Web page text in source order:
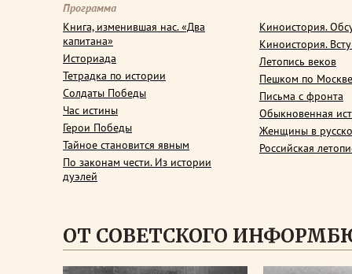
Программа
Книга, изменившая нас. «Два
капитана»
Историада
Тетрадка по истории
Солдаты Победы
Час истины
Герои Победы
Тайное становится явным
По законам чести. Из истории
дуэлей
Киноистория.
Киноистория.
Летопись веков
Пешком по Москве
Письма с фронта
Обыкновенная
Женщины в
Российская
ОТ СОВЕТСКОГО